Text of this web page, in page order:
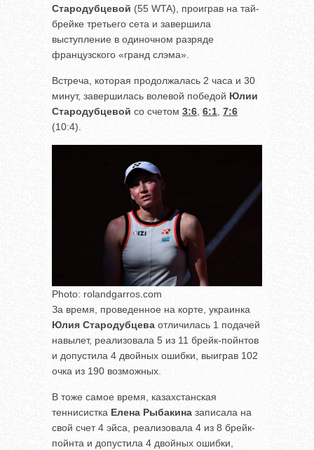
Стародубцевой (55 WTA), проиграв на тай-
брейке третьего сета и завершила
выступление в одиночном разряде
французского «гранд слэма».
Встреча, которая продолжалась 2 часа и 30
минут, завершилась волевой победой Юлии
Стародубцевой со счетом 3:6 6:1 7:6
(10:4).
Photo: rolandgarros.com
За время, проведенное на корте, украинка
Юлия Стародубцева отличилась 1 подачей
навылет, реализовала 5 из 11 брейк-пойнтов
и допустила 4 двойных ошибки, выиграв 102
очка из 190 возможных.
В тоже самое время, казахстанская
теннисистка Елена Рыбакина записала на
свой счет 4 эйса, реализовала 4 из 8 брейк-
пойнта и допустила 4 двойных ошибки,